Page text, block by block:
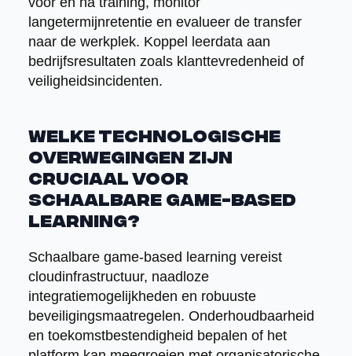
langetermijnretentie en evalueer de transfer
naar de werkplek. Koppel leerdata aan
bedrijfsresultaten zoals klanttevredenheid of
veiligheidsincidenten.
Welke technologische
overwegingen zijn
cruciaal voor
schaalbare game-based
learning?
Schaalbare game-based learning vereist
cloudinfrastructuur, naadloze
integratiemogelijkheden en robuuste
beveiligingsmaatregelen. Onderhoudbaarheid
en toekomstbestendigheid bepalen of het